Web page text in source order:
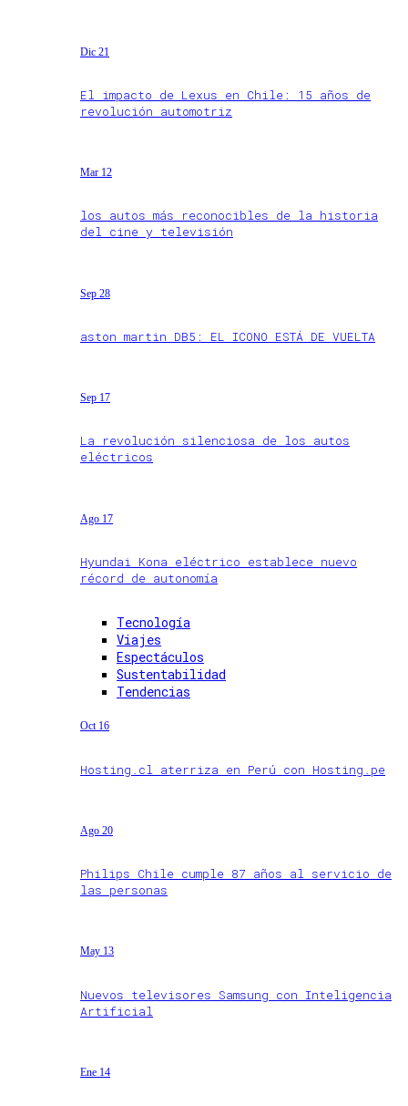
Dic 21
El impacto de Lexus en Chile: 15 años de
revolución automotriz
Mar 12
los autos más reconocibles de la historia
del cine y televisión
Sep 28
aston martin DB5: EL ICONO ESTÁ DE VUELTA
Sep 17
La revolución silenciosa de los autos
eléctricos
Ago 17
Hyundai Kona eléctrico establece nuevo
récord de autonomía
Tecnología
Viajes
Espectáculos
Sustentabilidad
Tendencias
Oct 16
Hosting.cl aterriza en Perú con Hosting.pe
Ago 20
Philips Chile cumple 87 años al servicio de
las personas
May 13
Nuevos televisores Samsung con Inteligencia
Artificial
Ene 14